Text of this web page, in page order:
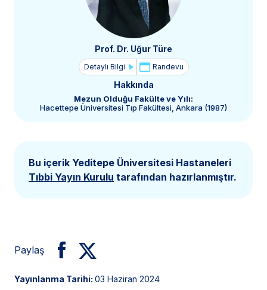
Prof. Dr. Uğur Türe
Detaylı Bilgi Randevu
Hakkında
Mezun Olduğu Fakülte ve Yılı:
Hacettepe Üniversitesi Tıp Fakültesi, Ankara (1987)
Bu içerik Yeditepe Üniversitesi Hastaneleri
Tıbbi Yayın Kurulu tarafından hazırlanmıştır.
Paylaş
Yayınlanma Tarihi: 03 Haziran 2024